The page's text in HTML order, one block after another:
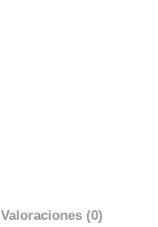
Valoraciones (0)